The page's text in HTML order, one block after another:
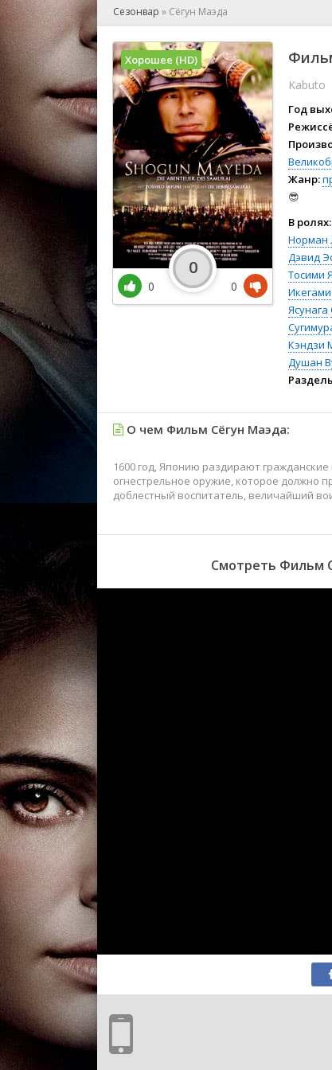
🕺
👨‍💻
🎤
🧙‍♀️
🏅
Сезонвар » Сёгун Маэда
Kabuto
Год
Жанр:
😎
В ролях:
Норман
Дэвид
Тосими
Икегами
Ясунага
Кэндзи
Душан
Хорошее (HD)
0
0
0
О чем Фильм Сёгун Маэда:
1600 год, Японию раздирают
огнестрельное оружие, которое должно
доблестный воспитатель, величайший
Смотреть Фильм